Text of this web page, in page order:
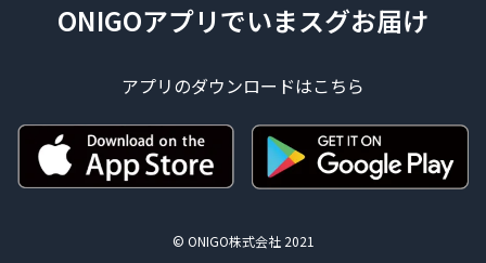
ONIGOアプリでいまスグお届け
アプリのダウンロードはこちら
© ONIGO株式会社 2021